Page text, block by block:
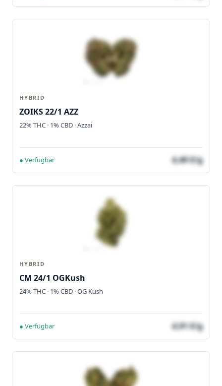
HYBRID
ZOIKS 22/1 AZZ
22% THC · 1% CBD · Azzai
● Verfügbar 4,49 €/g
HYBRID
CM 24/1 OGKush
24% THC · 1% CBD · OG Kush
● Verfügbar 4,91 €/g